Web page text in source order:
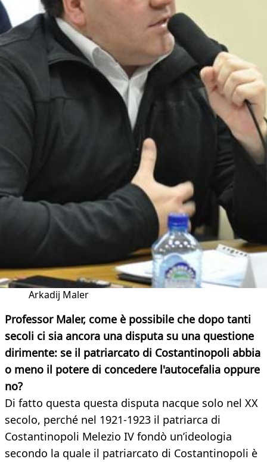
Arkadij Maler
Professor Maler, come è possibile che dopo tanti
secoli ci sia ancora una disputa su una questione
dirimente: se il patriarcato di Costantinopoli abbia
o meno il potere di concedere l'autocefalia oppure
no?
Di fatto questa questa disputa nacque solo nel XX
secolo, perché nel 1921-1923 il patriarca di
Costantinopoli Melezio IV fondò un’ideologia
secondo la quale il patriarcato di Costantinopoli è